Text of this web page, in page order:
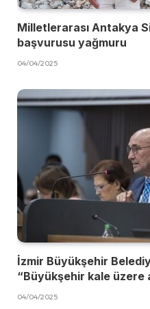
Milletlerarası Antakya
başvurusu yağmuru
04/04/2025
İzmir Büyükşehir
“Büyükşehir kale üzere
04/04/2025